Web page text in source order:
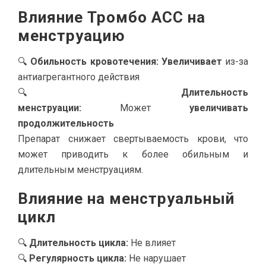
Влияние Тромбо АСС на
менструацию
🔍 Обильность кровотечения: Увеличивает из-за
антиагрегантного действия
🔍 Длительность
менструации: Может увеличивать
продолжительность
Препарат снижает свертываемость крови, что
может приводить к более обильным и
длительным менструациям.
Влияние на менструальный
цикл
🔍 Длительность цикла: Не влияет
🔍 Регулярность цикла: Не нарушает